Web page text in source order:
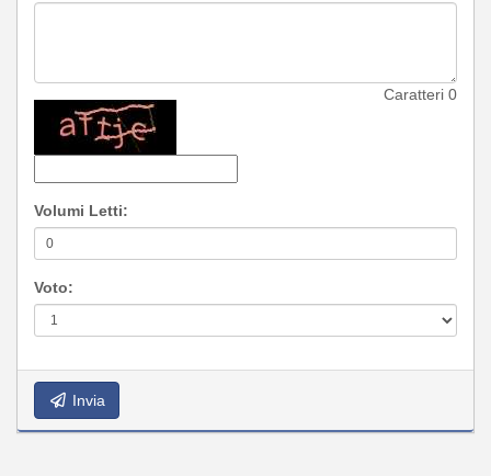
Caratteri 0
Volumi Letti:
Voto:
Invia